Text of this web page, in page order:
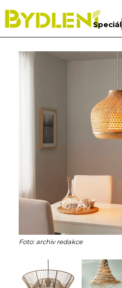
Speciál
Foto: archiv redakce